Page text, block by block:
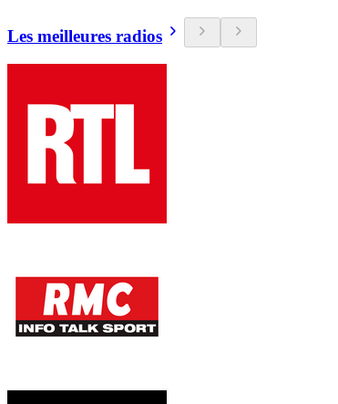
Les meilleures radios